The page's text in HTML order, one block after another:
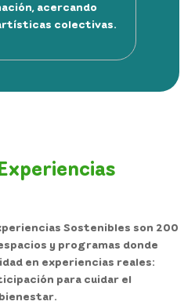
acercando
colectivas.
Sostenibles son 200
y programas donde
en experiencias reales:
para cuidar el